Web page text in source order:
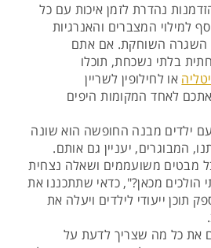
נהדרת לזמן איכות עם כל
למילוי המצברים והאנרגיות
השגרה השוחקת. אם אתם
בלתי נשכחת, תוכלו
או לחילופין לשריין
לאחד המקומות היפים
ילדים מבנה החופשה הוא שונה
המבוגרים, יעניין גם אותם.
מבטים משועממים ושאלה נצחית
מכאן?", כדאי שתתכננו את
תוכן ייעודי לילדים ויעלה את
את כל מה שצריך לדעת על